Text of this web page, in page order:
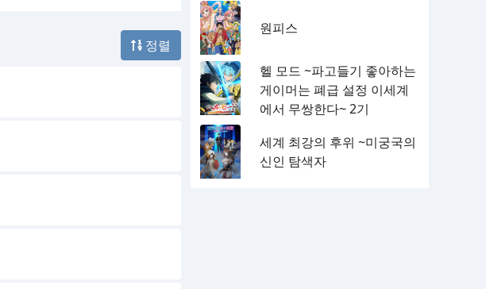
정렬
원피스
헬 모드 ~파고들기 좋아하는
게이머는 폐급 설정 이세계
에서 무쌍한다~ 2기
세계 최강의 후위 ~미궁국의
신인 탐색자